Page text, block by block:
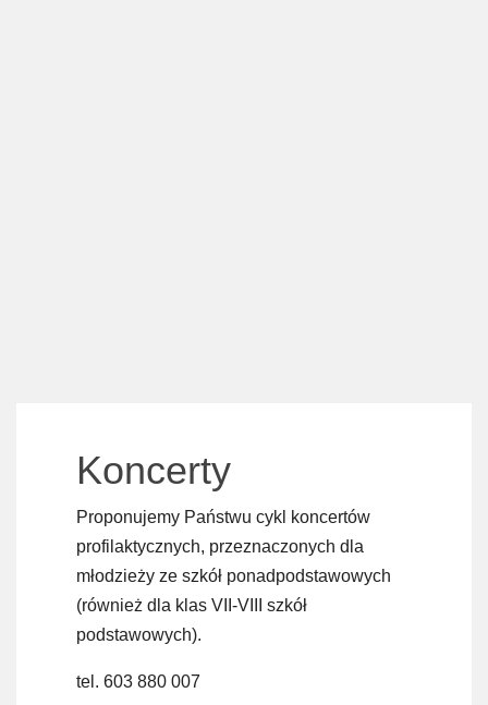
Koncerty
Proponujemy Państwu cykl koncertów
profilaktycznych, przeznaczonych dla
młodzieży ze szkół ponadpodstawowych
(również dla klas VII-VIII szkół
podstawowych).
tel. 603 880 007